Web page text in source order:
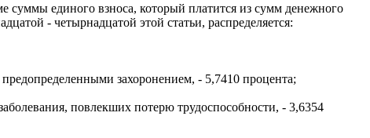
суммы единого взноса, который платится из сумм денежного
- четырнадцатой этой статьи, распределяется:
предопределенными захоронением, - 5,7410 процента;
повлекших потерю трудоспособности, - 3,6354